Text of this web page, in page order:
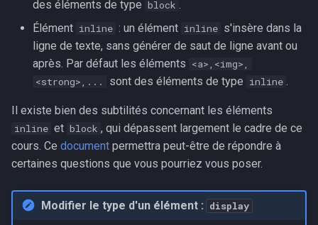
des éléments de type block .
Élément inline : un élément inline s'insère dans la
ligne de texte, sans générer de saut de ligne avant ou
après. Par défaut les éléments <a>,<img>,
<strong>,...
sont des éléments de type inline .
Il existe bien des subtilités concernant les éléments
inline et block , qui dépassent largement le cadre de ce
cours. Ce document permettra peut-être de répondre à
certaines questions que vous pourriez vous poser.
Modifier le type d'un élément : display